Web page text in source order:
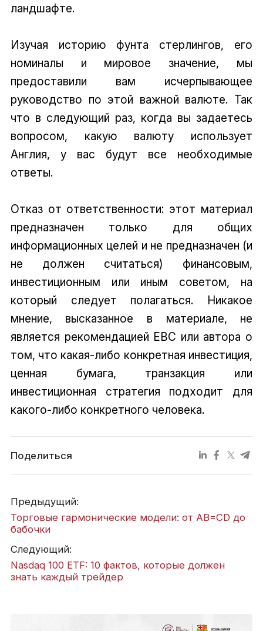
ландшафте.
Изучая историю фунта стерлингов, его
номиналы и мировое значение, мы
предоставили вам исчерпывающее
руководство по этой важной валюте. Так
что в следующий раз, когда вы задаетесь
вопросом, какую валюту использует
Англия, у вас будут все необходимые
ответы.
Отказ от ответственности: этот материал
предназначен только для общих
информационных целей и не предназначен (и
не должен считаться) финансовым,
инвестиционным или иным советом, на
который следует полагаться. Никакое
мнение, высказанное в материале, не
является рекомендацией EBC или автора о
том, что какая-либо конкретная инвестиция,
ценная бумага, транзакция или
инвестиционная стратегия подходит для
какого-либо конкретного человека.
Поделиться
Предыдущий:
Торговые гармонические модели: от AB=CD до
бабочки
Следующий:
Nasdaq 100 ETF: 10 фактов, которые должен
знать каждый трейдер